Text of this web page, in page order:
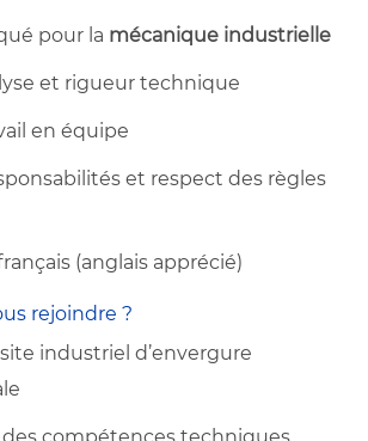
pour la mécanique industrielle
et rigueur technique
en équipe
et respect des règles
(anglais apprécié)
rejoindre ?
industriel d’envergure